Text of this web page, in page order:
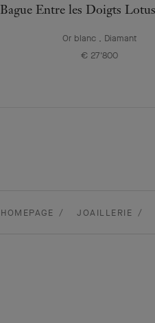
Bague Entre les Doigts
Or blanc , Diamant
€ 27'800
HOMEPAGE JOAILLERIE